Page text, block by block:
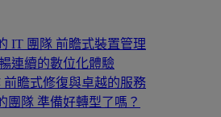
IT 團隊 前瞻式裝置管理
連續的數位化體驗
前瞻式修復與卓越的服務
團隊 準備好轉型了嗎？